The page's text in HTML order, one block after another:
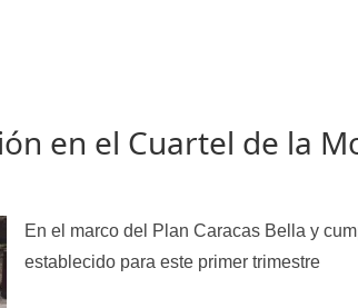
en el Cuartel de la
En el marco del Plan Caracas Bella y
establecido para este primer trimestre